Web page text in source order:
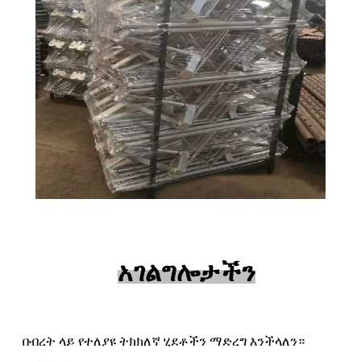
አገልግሎታችን
በብረት ላይ የተለያዩ ትክክለኛ ሂደቶችን ማድረግ እንችላለን።